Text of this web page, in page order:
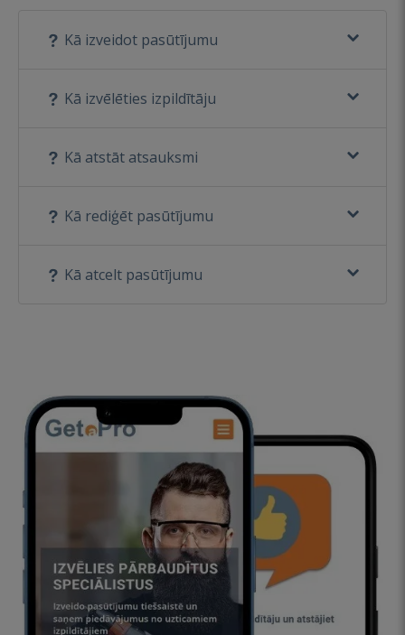
Kā izveidot pasūtījumu
Kā izvēlēties izpildītāju
Kā atstāt atsauksmi
Kā rediģēt pasūtījumu
Kā atcelt pasūtījumu